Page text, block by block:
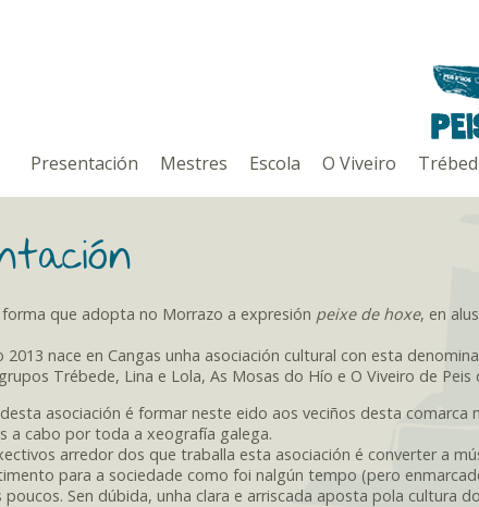
Presentación Mestres Escola O Viveiro
que adopta no Morrazo a expresión peixe de hoxe, en
2013 nace en Cangas unha asociación cultural con esta
Trébede, Lina e Lola, As Mosas do Hío e O Viveiro de Peis
asociación é formar neste eido aos veciños desta
a cabo por toda a xeografía galega.
arredor dos que traballa esta asociación é converter a
para a sociedade como foi nalgún tempo (pero
Sen dúbida, unha clara e arriscada aposta pola cultura